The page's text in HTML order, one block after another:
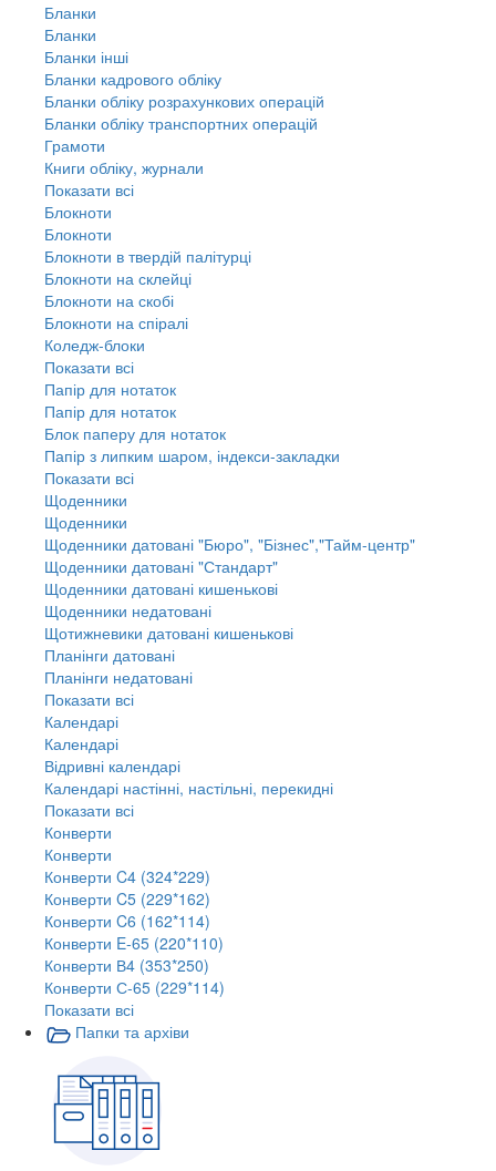
Бланки
Бланки
Бланки інші
Бланки кадрового обліку
Бланки обліку розрахункових операцій
Бланки обліку транспортних операцій
Грамоти
Книги обліку, журнали
Показати всі
Блокноти
Блокноти
Блокноти в твердій палітурці
Блокноти на склейці
Блокноти на скобі
Блокноти на спіралі
Коледж-блоки
Показати всі
Папір для нотаток
Папір для нотаток
Блок паперу для нотаток
Папір з липким шаром, індекси-закладки
Показати всі
Щоденники
Щоденники
Щоденники датовані "Бюро", "Бізнес","Тайм-центр"
Щоденники датовані "Стандарт"
Щоденники датовані кишенькові
Щоденники недатовані
Щотижневики датовані кишенькові
Планінги датовані
Планінги недатовані
Показати всі
Календарі
Календарі
Відривні календарі
Календарі настінні, настільні, перекидні
Показати всі
Конверти
Конверти
Конверти C4 (324*229)
Конверти C5 (229*162)
Конверти C6 (162*114)
Конверти E-65 (220*110)
Конверти В4 (353*250)
Конверти С-65 (229*114)
Показати всі
Папки та архіви